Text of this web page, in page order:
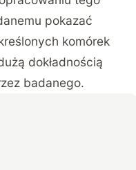
pokazać
komórek
dokładnością
badanego.